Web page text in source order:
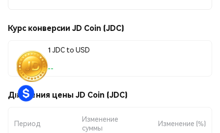
Курс конверсии JD Coin (JDC)
1 JDC to USD
--
Движения цены JD Coin (JDC)
Период
Изменение
суммы
Изменение (%)